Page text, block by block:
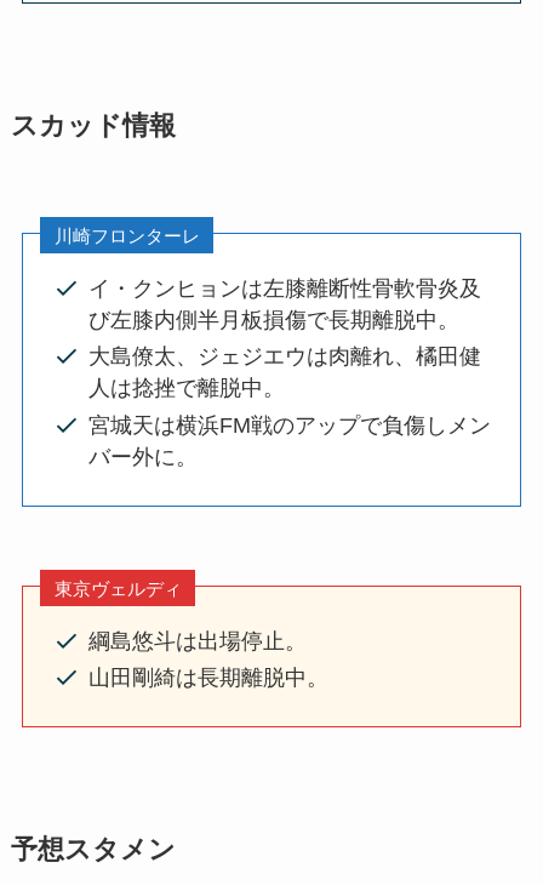
スカッド情報
川崎フロンターレ
イ・クンヒョンは左膝離断性骨軟骨炎及
び左膝内側半月板損傷で長期離脱中。
大島僚太、ジェジエウは肉離れ、橘田健
人は捻挫で離脱中。
宮城天は横浜FM戦のアップで負傷しメン
バー外に。
東京ヴェルディ
綱島悠斗は出場停止。
山田剛綺は長期離脱中。
予想スタメン